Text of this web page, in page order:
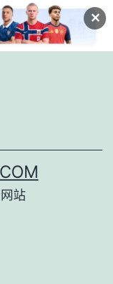
✕
站